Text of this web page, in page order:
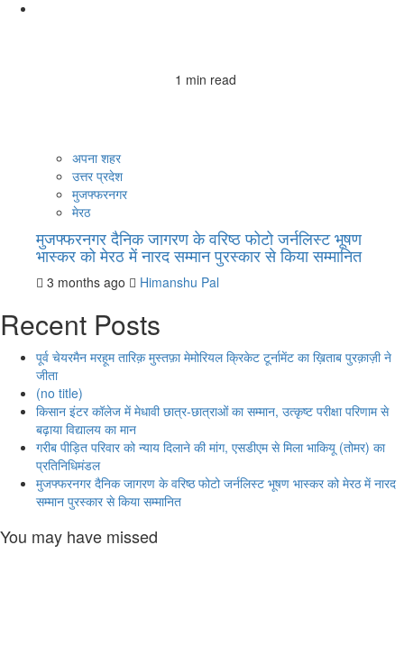
1 min read
अपना शहर
उत्तर प्रदेश
मुजफ्फरनगर
मेरठ
मुजफ्फरनगर दैनिक जागरण के वरिष्ठ फोटो जर्नलिस्ट भूषण
भास्कर को मेरठ में नारद सम्मान पुरस्कार से किया सम्मानित
3 months ago Himanshu Pal
Recent Posts
पूर्व चेयरमैन मरहूम तारिक़ मुस्तफ़ा मेमोरियल क्रिकेट टूर्नामेंट का ख़िताब पुरक़ाज़ी ने
जीता
(no title)
किसान इंटर कॉलेज में मेधावी छात्र-छात्राओं का सम्मान, उत्कृष्ट परीक्षा परिणाम से
बढ़ाया विद्यालय का मान
गरीब पीड़ित परिवार को न्याय दिलाने की मांग, एसडीएम से मिला भाकियू (तोमर) का
प्रतिनिधिमंडल
मुजफ्फरनगर दैनिक जागरण के वरिष्ठ फोटो जर्नलिस्ट भूषण भास्कर को मेरठ में नारद
सम्मान पुरस्कार से किया सम्मानित
You may have missed